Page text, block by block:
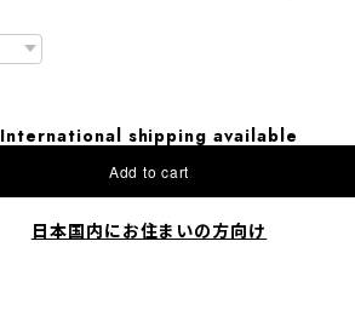
International shipping available
Add to cart
日本国内にお住まいの方向け